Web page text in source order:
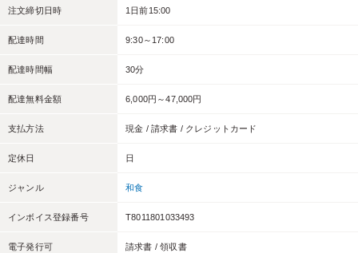
注文締切日時 1日前15:00
配達時間 9:30～17:00
配達時間幅 30分
配達無料金額 6,000円～47,000円
支払方法 現金 / 請求書 / クレジットカード
定休日 日
ジャンル 和食
インボイス登録番号 T8011801033493
電子発行可 請求書 / 領収書